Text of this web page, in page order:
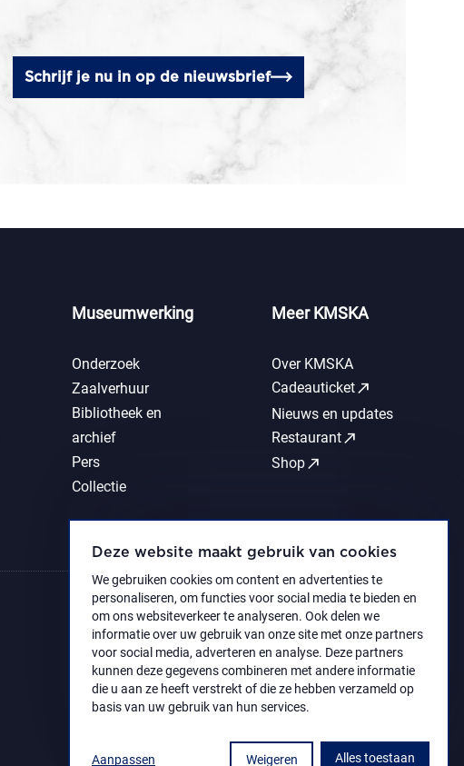
Deze website maakt gebruik van cookies
We gebruiken cookies om content en advertenties te
personaliseren, om functies voor social media te bieden en
om ons websiteverkeer te analyseren. Ook delen we
informatie over uw gebruik van onze site met onze partners
voor social media, adverteren en analyse. Deze partners
kunnen deze gegevens combineren met andere informatie
die u aan ze heeft verstrekt of die ze hebben verzameld op
basis van uw gebruik van hun services.
Aanpassen Weigeren Alles toestaan
Schrijf je nu in op de nieuwsbrief
Museumwerking
Onderzoek
Zaalverhuur
Bibliotheek en
archief
Pers
Collectie
Meer KMSKA
Over KMSKA
Cadeauticketcall_made
Nieuws en updates
Restaurantcall_made
Shopcall_made